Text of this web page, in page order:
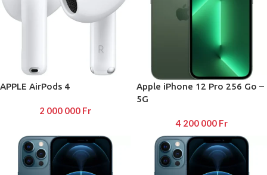
APPLE AirPods 4
2 000 000 Fr
Apple iPhone 12 Pro 256 Go –
5G
4 200 000 Fr